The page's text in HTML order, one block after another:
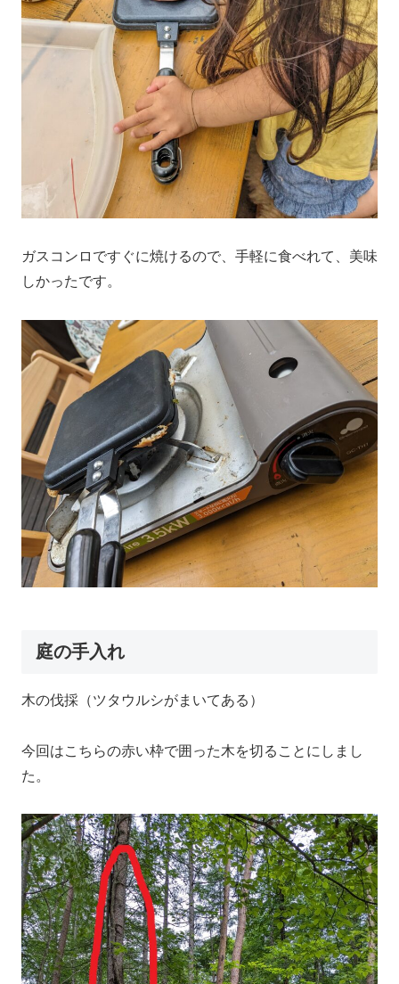
ガスコンロですぐに焼けるので、手軽に食べれて、美味
しかったです。
庭の手入れ
木の伐採（ツタウルシがまいてある）
今回はこちらの赤い枠で囲った木を切ることにしまし
た。